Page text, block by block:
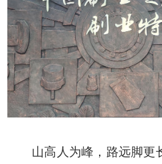
山高人为峰，路远脚更